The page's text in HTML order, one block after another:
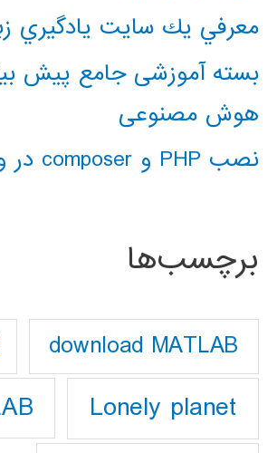
معرفي يك سايت يادگيري
بسته آموزشی جامع پیش
هوش مصنوعی
نصب PHP و composer در ویندوز 10
برچسب‌ها
download MATLAB
Lonely planet